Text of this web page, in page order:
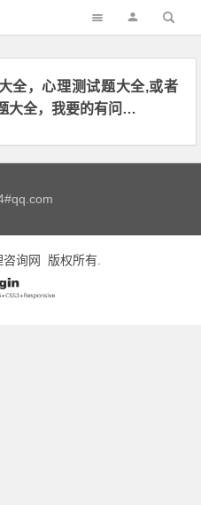
全，心理测试题大全,或者
大全，我要的有问…
咨询网 版权所有.